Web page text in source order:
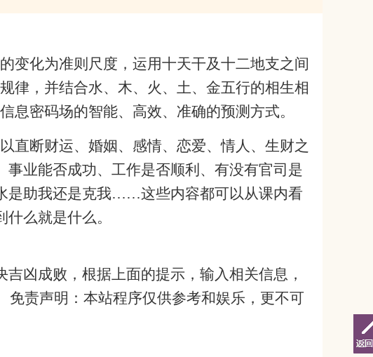
变化为准则尺度，运用十天干及十二地支之间
律，并结合水、木、火、土、金五行的相生相
息密码场的智能、高效、准确的预测方式。
直断财运、婚姻、感情、恋爱、情人、生财之
业能否成功、工作是否顺利、有没有官司是
是助我还是克我……这些内容都可以从课内看
么就是什么。
凶成败，根据上面的提示，输入相关信息，
免责声明：本站程序仅供参考和娱乐，更不可